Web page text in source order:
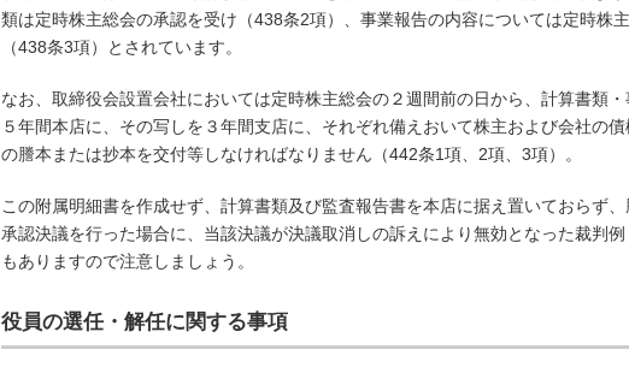
類は定時株主総会の承認を受け（438条2項）、事業報告の内容については定時株
（438条3項）とされています。
なお、取締役会設置会社においては定時株主総会の２週間前の日から、計算書類
５年間本店に、その写しを３年間支店に、それぞれ備えおいて株主および会社の
の謄本または抄本を交付等しなければなりません（442条1項、2項、3項）。
この附属明細書を作成せず、計算書類及び監査報告書を本店に据え置いておらず
承認決議を行った場合に、当該決議が決議取消しの訴えにより無効となった裁判例
もありますので注意しましょう。
役員の選任・解任に関する事項